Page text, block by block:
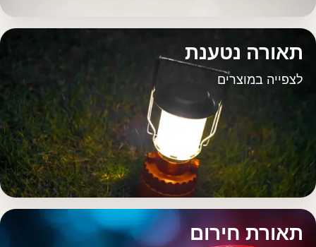
תאורה נטענת
לצפייה במוצרים
תאורת חירום